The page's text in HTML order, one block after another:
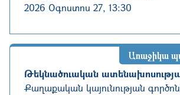
2026 Օգոստոս 27, 13:30
Առաջիկա
Թեկնածուական
Քաղաքական կայունության